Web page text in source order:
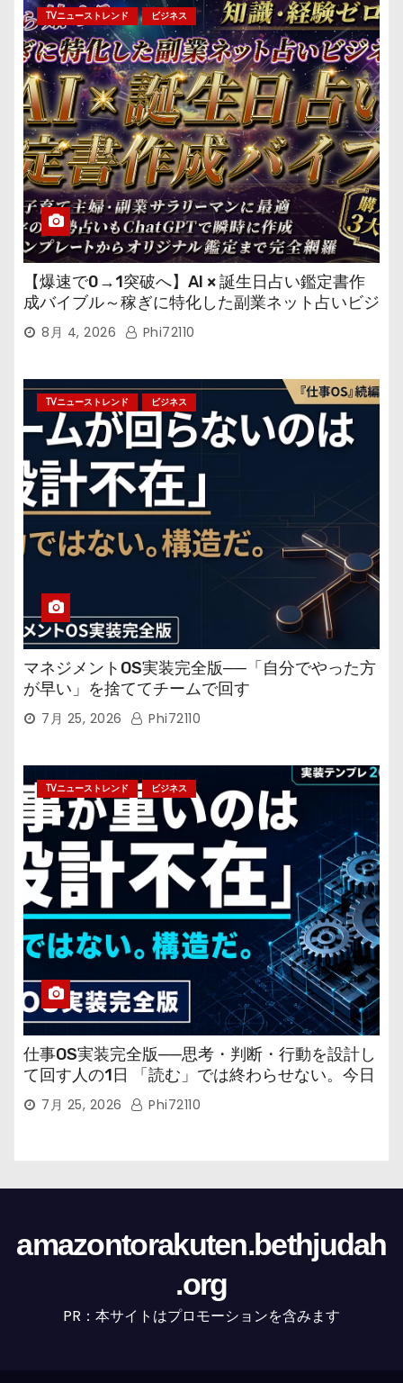
TVニューストレンド ビジネス
【爆速で0→1突破へ】AI × 誕生日占い鑑定書作
成バイブル～稼ぎに特化した副業ネット占いビジ
ネス8月 4, 2026 Phi72110
TVニューストレンド ビジネス
マネジメントOS実装完全版──「自分でやった方
が早い」を捨ててチームで回す
7月 25, 2026 Phi72110
TVニューストレンド ビジネス
仕事OS実装完全版──思考・判断・行動を設計し
て回す人の1日 「読む」では終わらせない。今日
から回す実装書だ。
7月 25, 2026 Phi72110
amazontorakuten.bethjudah
.org
PR：本サイトはプロモーションを含みます